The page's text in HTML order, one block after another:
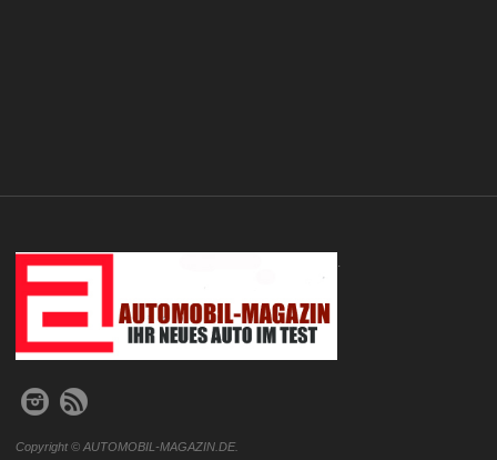
.
Copyright © AUTOMOBIL-MAGAZIN.DE.